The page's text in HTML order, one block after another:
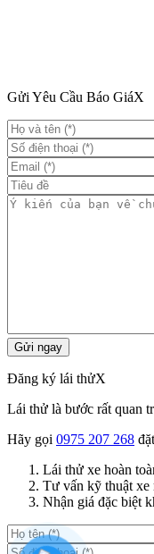
Gửi Yêu Cầu Báo GiáX
Đăng ký lái thửX
Lái thử là bước rất quan
Hãy gọi 0975 207 268
Lái thử xe hoàn
Tư vấn kỹ thuật xe
Nhận giá đặc biệt